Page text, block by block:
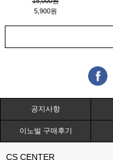
5,900원
공지사항
이노빌 구매후기
CS CENTER